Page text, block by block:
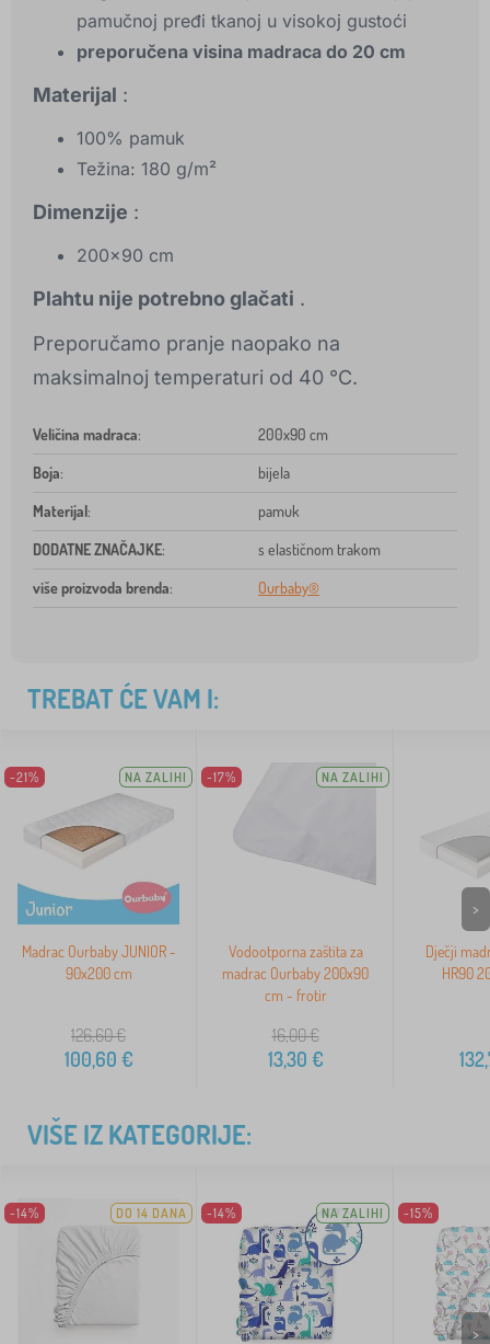
pamučnoj pređi tkanoj u visokoj gustoći
preporučena visina madraca do 20 cm
Materijal :
100% pamuk
Težina: 180 g/m²
Dimenzije :
200x90 cm
Plahtu nije potrebno glačati .
Preporučamo pranje naopako na
maksimalnoj temperaturi od 40 °C.
Veličina madraca: 200x90 cm
Boja: bijela
Materijal: pamuk
DODATNE ZNAČAJKE: s elastičnom trakom
više proizvoda brenda: Ourbaby®
TREBAT ĆE VAM I:
-21% NA ZALIHI
Madrac Ourbaby JUNIOR -
90x200 cm
126,60€
100,60 €
-17% NA ZALIHI
Vodootporna zaštita za
madrac Ourbaby 200x90
cm - frotir
16,00€
13,30 €
Dječji
HR90
>
VIŠE IZ KATEGORIJE:
-14% DO 14 DANA -14% NA ZALIHI -15%
>